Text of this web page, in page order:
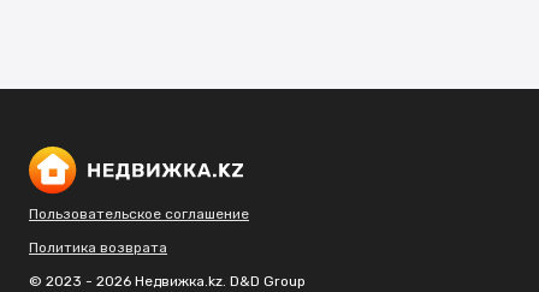
Пользовательское соглашение
Политика возврата
© 2023 - 2026 Недвижка.kz. D&D Group